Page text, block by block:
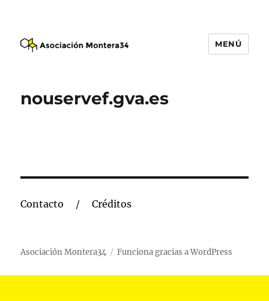
MENÚ
nouservef.gva.es
Contacto Créditos
Asociación Montera34 Funciona gracias a WordPress